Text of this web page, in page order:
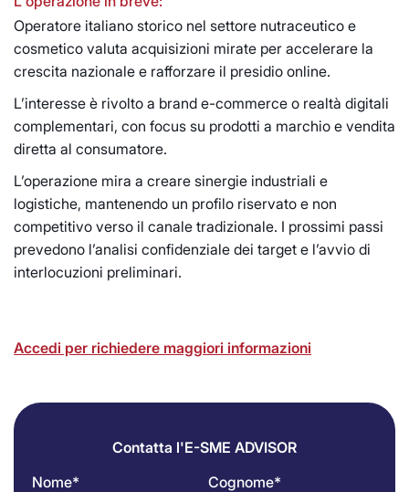
Operatore italiano storico nel settore nutraceutico e
cosmetico valuta acquisizioni mirate per accelerare la
crescita nazionale e rafforzare il presidio online.
L’interesse è rivolto a brand e-commerce o realtà digitali
complementari, con focus su prodotti a marchio e vendita
diretta al consumatore.
L’operazione mira a creare sinergie industriali e
logistiche, mantenendo un profilo riservato e non
competitivo verso il canale tradizionale. I prossimi passi
prevedono l’analisi confidenziale dei target e l’avvio di
interlocuzioni preliminari.
Accedi per richiedere maggiori informazioni
Contatta l'E-SME ADVISOR
Nome*
Cognome*